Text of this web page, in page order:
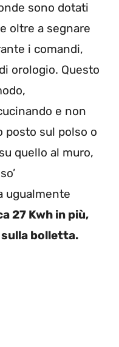
sono dotati
oltre a segnare
i comandi,
orologio. Questo
e non
posto sul polso o
quello al muro,
ugualmente
27 Kwh in più,
bolletta.